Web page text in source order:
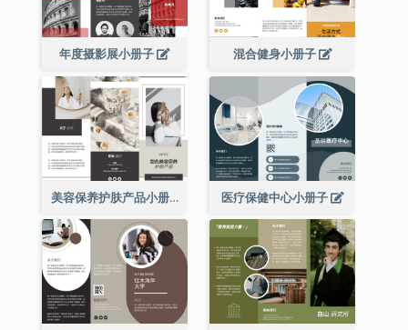
年度摄影展小册子 混合健身小册子
美容保养护肤产品小册子 医疗保健中心小册子